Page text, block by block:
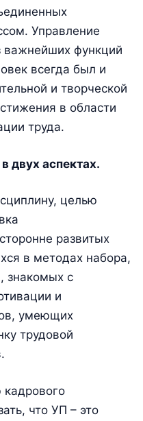
Управление
важнейших функций
всегда был и
и творческой
в области
труда.
двух аспектах.
целью
развитых
в методах набора,
знакомых с
и
умеющих
трудовой
что УП – это